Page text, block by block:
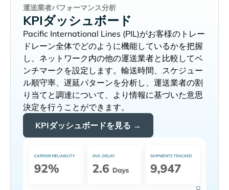
運送業者パフォーマンス分析
KPIダッシュボード
がお客様のトレー
ドレーン全体でどのように機能しているかを把握
し、ネットワーク内の他の運送業者と比較してベ
ンチマークを設定します。輸送時間、スケジュー
ル順守率、遅延パターンを分析し、運送業者の割
り当てと調達について、より情報に基づいた意思
決定を行うことができます。
KPIダッシュボードを見る →